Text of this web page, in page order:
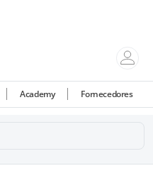
Academy Fornecedores